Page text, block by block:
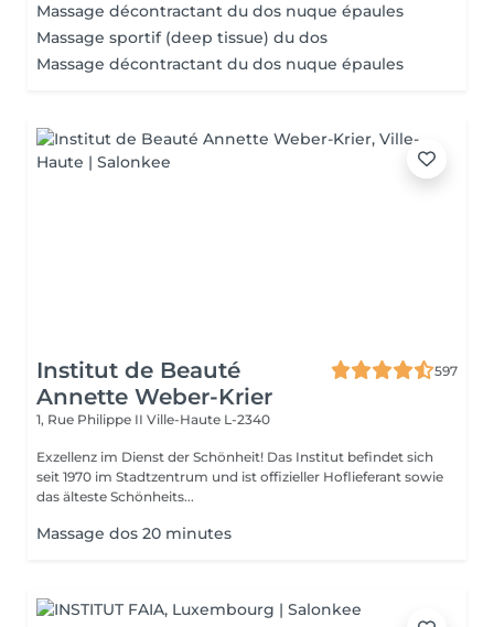
Massage décontractant du dos nuque épaules
Massage sportif (deep tissue) du dos
Massage décontractant du dos nuque épaules
Institut de Beauté
Annette Weber-Krier
597
1, Rue Philippe II Ville-Haute L-2340
Exzellenz im Dienst der Schönheit! Das Institut befindet sich
seit 1970 im Stadtzentrum und ist offizieller Hoflieferant sowie
das älteste Schönheits...
Massage dos 20 minutes